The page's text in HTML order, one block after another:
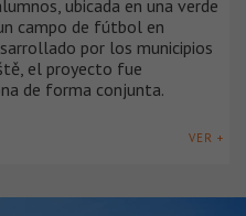
ubicada en una verde
campo de fútbol en
por los municipios
el proyecto fue
de forma conjunta.
VER +